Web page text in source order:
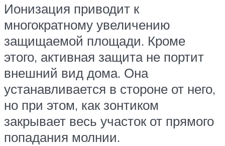
Ионизация приводит к
многократному увеличению
защищаемой площади. Кроме
этого, активная защита не портит
внешний вид дома. Она
устанавливается в стороне от него,
но при этом, как зонтиком
закрывает весь участок от прямого
попадания молнии.